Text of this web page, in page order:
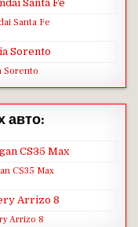
Santa Fe
Sorento
авто:
CS35 Max
Arrizo 8